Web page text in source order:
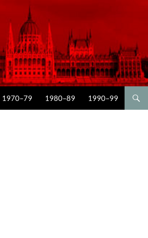
1970–79 1980–89 1990–99